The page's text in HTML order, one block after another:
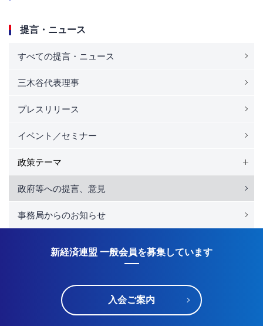
提言・ニュース
すべての提言・ニュース
三木谷代表理事
プレスリリース
イベント／セミナー
政策テーマ
政府等への提言、意見
事務局からのお知らせ
新経済連盟 一般会員を募集しています
入会ご案内